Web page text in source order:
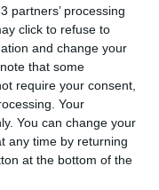
partners’ processing
click to refuse to
and change your
that some
require your consent,
Your
You can change your
any time by returning
at the bottom of the
polițiștilor și
autoturismul a
timp de către
Costinești.
în vârstă de 32 de
testării cu